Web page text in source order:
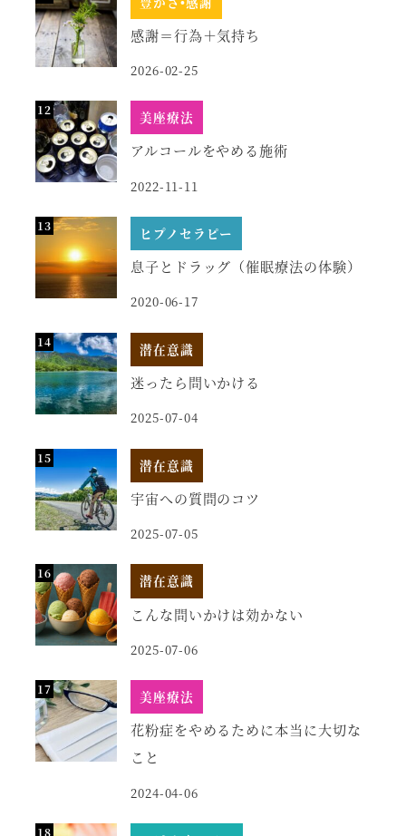
感謝＝行為＋気持ち
2026-02-25
美座療法
アルコールをやめる施術
2022-11-11
ヒプノセラピー
息子とドラッグ（催眠療法の体験）
2020-06-17
潜在意識
迷ったら問いかける
2025-07-04
潜在意識
宇宙への質問のコツ
2025-07-05
潜在意識
こんな問いかけは効かない
2025-07-06
美座療法
花粉症をやめるために本当に大切な
こと
2024-04-06